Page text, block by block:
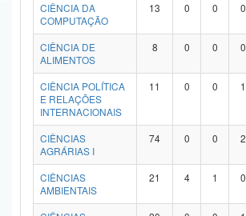
Banco Central do Brasil
CIÊNCIA DA
COMPUTAÇÃO
13 0 0 0
CIÊNCIA DE
ALIMENTOS
8 0 0 0
CIÊNCIA POLÍTICA
E RELAÇÕES
INTERNACIONAIS
11 0 0 1
CIÊNCIAS
AGRÁRIAS I
74 0 0 2
CIÊNCIAS
AMBIENTAIS
21 4 1 0